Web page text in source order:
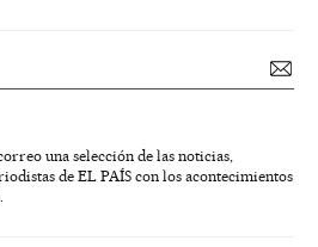
una selección de las noticias,
de EL PAÍS con los acontecimientos